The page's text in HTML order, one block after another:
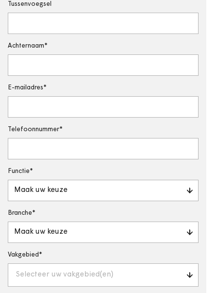
Tussenvoegsel
Achternaam
E-mailadres
Telefoonnummer
Functie
Maak uw keuze
Branche
Maak uw keuze
Vakgebied
Selecteer uw vakgebied(en)